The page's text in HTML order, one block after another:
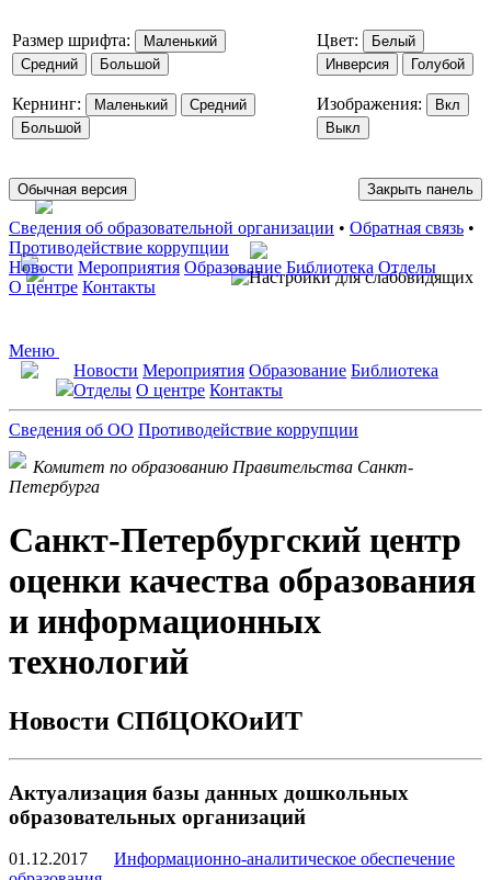
Размер шрифта:
Маленький
Средний
Большой
Кернинг: Маленький
Средний
Большой
Цвет:
Белый
Инверсия
Голубой
Изображения:
Вкл
Выкл
Обычная версия Закрыть панель
Сведения об образовательной организации • Обратная связь •
Противодействие коррупции
Новости Мероприятия Образование Библиотека Отделы
О центре Контакты
Меню
Новости Мероприятия Образование Библиотека
Отделы О центре Контакты
Сведения об ОО Противодействие коррупции
Комитет по образованию Правительства Санкт-
Петербурга
Санкт-Петербургский центр
оценки качества образования
и информационных
технологий
Новости СПбЦОКОиИТ
Актуализация базы данных дошкольных
образовательных организаций
01.12.2017
Информационно-аналитическое обеспечение